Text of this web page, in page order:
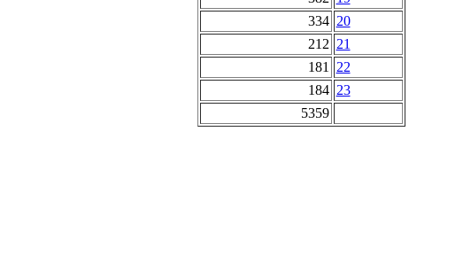
334 20
212 21
181
22
184 23
5359